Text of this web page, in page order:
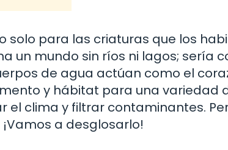
solo para las criaturas que los
un mundo sin ríos ni lagos; sería
de agua actúan como el
y hábitat para una variedad
el clima y filtrar contaminantes.
a desglosarlo!